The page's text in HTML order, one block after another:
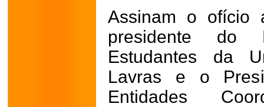
Assinam o ofício
presidente do
Estudantes da
Lavras e o
Entidades